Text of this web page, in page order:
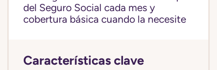
del Seguro Social cada mes y
cobertura básica cuando la necesite
Características clave